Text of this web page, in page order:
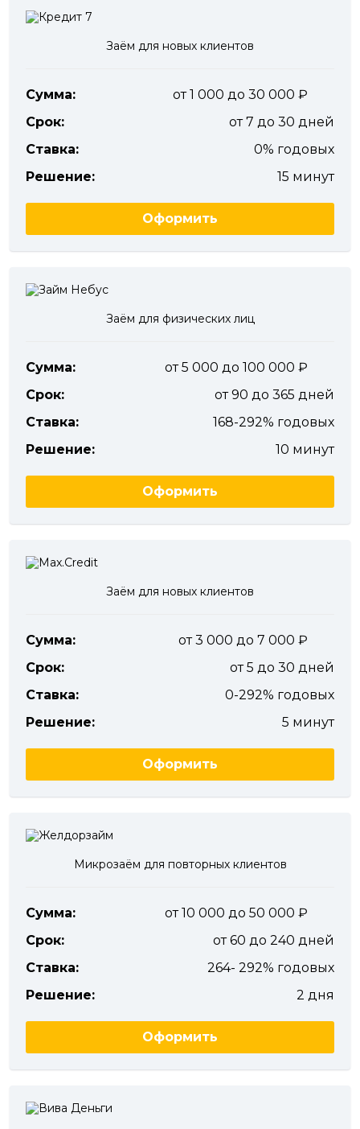
Заём для новых клиентов
Сумма:
от 1 000 до 30 000
Срок:
от 7 до 30 дней
Ставка:
0% годовых
Решение:
15 минут
Оформить
Заём для физических лиц
Сумма:
от 5 000 до 100 000
Срок:
от 90 до 365 дней
Ставка:
168-292% годовых
Решение:
10 минут
Оформить
Заём для новых клиентов
Сумма:
от 3 000 до 7 000
Срок:
от 5 до 30 дней
Ставка:
0-292% годовых
Решение:
5 минут
Оформить
Микрозаём для повторных клиентов
Сумма:
от 10 000 до 50 000
Срок:
от 60 до 240 дней
Ставка:
264- 292% годовых
Решение:
2 дня
Оформить